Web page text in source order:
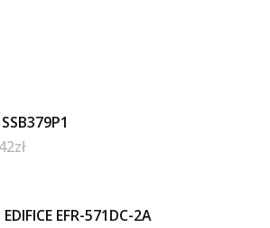
zł
EFR-571DC-2A